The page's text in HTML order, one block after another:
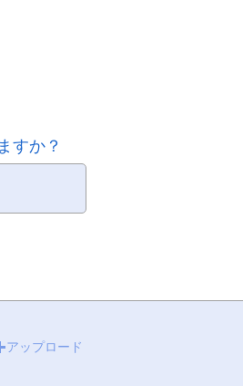
すか？
アップロード